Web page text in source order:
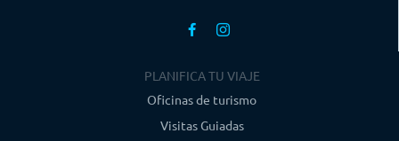
PLANIFICA TU VIAJE
Oficinas de turismo
Visitas Guiadas